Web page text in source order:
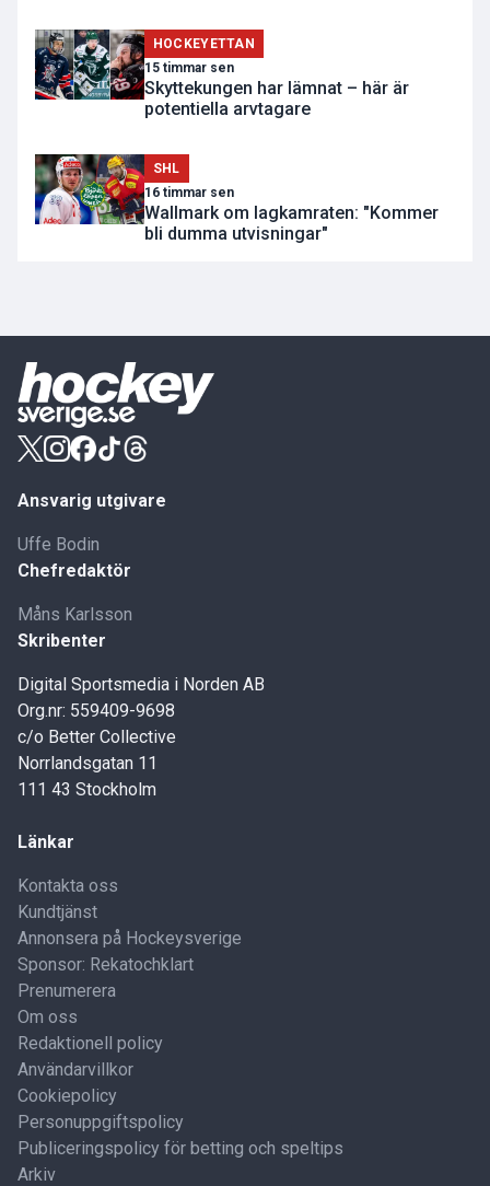
HOCKEYETTAN
15 timmar sen
Skyttekungen har lämnat – här är
potentiella arvtagare
SHL
16 timmar sen
Wallmark om lagkamraten: "Kommer
bli dumma utvisningar"
Ansvarig utgivare
Uffe Bodin
Chefredaktör
Måns Karlsson
Skribenter
Digital Sportsmedia i Norden AB
Org.nr: 559409-9698
c/o Better Collective
Norrlandsgatan 11
111 43 Stockholm
Länkar
Kontakta oss
Kundtjänst
Annonsera på Hockeysverige
Sponsor: Rekatochklart
Prenumerera
Om oss
Redaktionell policy
Användarvillkor
Cookiepolicy
Personuppgiftspolicy
Publiceringspolicy för betting och speltips
Arkiv